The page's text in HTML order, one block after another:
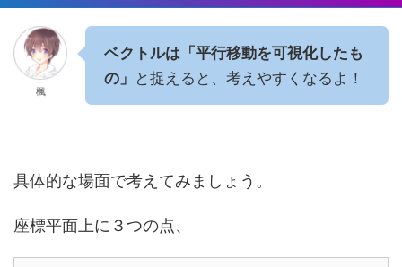
楓
ベクトルは「平行移動を可視化したも
の」 と捉えると、考えやすくなるよ！
具体的な場面で考えてみましょう。
座標平面上に３つの点、